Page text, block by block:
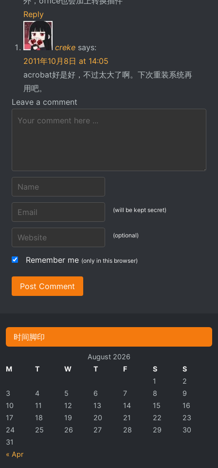
Reply
creke says:
2011年10月8日 at 14:05
acrobat好是好，不过太大了啊。下次重装系统再
用吧。
Leave a comment
(will be kept secret)
(optional)
Remember me (only in this browser)
Post Comment
时间脚印
August 2026
M
T W T F S S
« Apr
1
2
3
4 5 6 7 8
9
10
11 12 13 14 15
16
17
18 19 20 21 22
23
24
25 26 27 28 29
30
31